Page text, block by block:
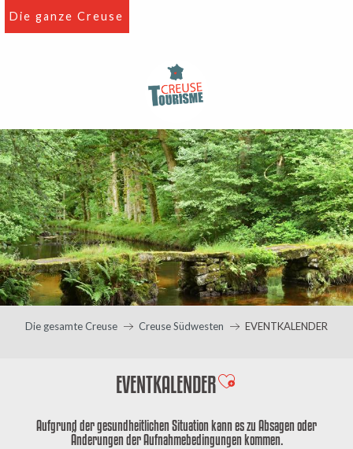
Aller
Die ganze Creuse
Die gesamte Creuse Creuse Südwesten EVENTKALENDER
EVENTKALENDERAjouter aux favoris
Aufgrund der gesundheitlichen Situation kann es zu Absagen oder
Änderungen der Aufnahmebedingungen kommen.